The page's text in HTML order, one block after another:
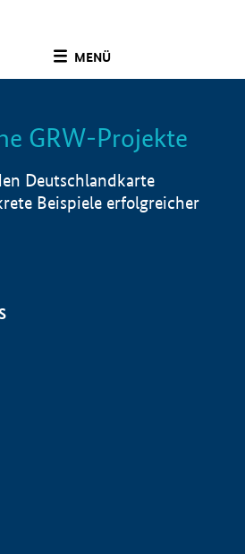
MENÜ
Info
GRW-Projekte
Deutschlandkarte
Beispiele erfolgreicher